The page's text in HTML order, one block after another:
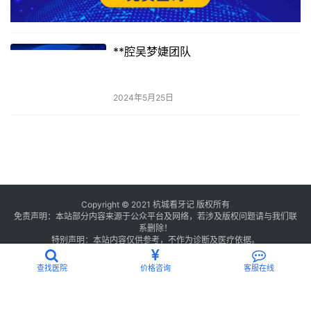
**腔吴梦婕团队
2024年5月25日
Copyright © 2021 杭城看牙记 版权所有
免责声明：本站部分内容来源于公众平台及网络，若涉及版权问题请与我们联
系删除！
特别声明：本站内容仅供参考，不作为诊断及医疗依据。
浙公网安备 33011002016234号
浙ICP备2021013506号-2
查找医院 价格咨询 客服在线